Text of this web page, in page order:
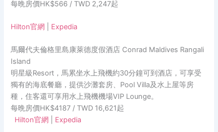
每晩房價HK$566 / TWD 2,247起
Hilton官網 Expedia
馬爾代夫倫格里島康萊德度假酒店 Conrad Maldives Rangali
Island
明星級Resort，馬累坐水上飛機約30分鐘可到酒店，可享受
獨有的海底餐廳，提供沙灘套房、Pool Villa及水上屋等房
種，住客還可享用水上飛機機場VIP Lounge。
每晩房價HK$4187 / TWD 16,621起
Hilton官網
Expedia